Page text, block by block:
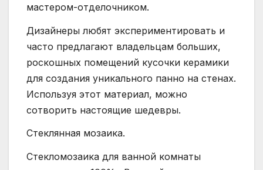
мастером-отделочником.
Дизайнеры любят экспериментировать и
часто предлагают владельцам больших,
роскошных помещений кусочки керамики
для создания уникального панно на стенах.
Используя этот материал, можно
сотворить настоящие шедевры.
Стеклянная мозаика.
Стекломозаика для ванной комнаты